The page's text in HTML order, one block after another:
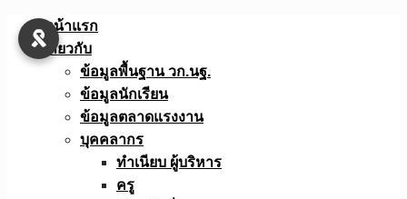
Skip
หน้าแรก
เกี่ยวกับ
ข้อมูลพื้นฐาน วก.นฐ.
ข้อมูลนักเรียน
ข้อมูลตลาดแรงงาน
บุคคลากร
ทำเนียบ ผู้บริหาร
ครู